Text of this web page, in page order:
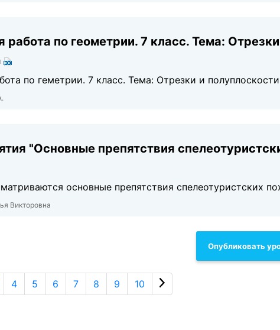
работа по геометрии. 7 класс. Темa:
по геметрии. 7 класс. Темa: Отрезки и полуплоскости
"Основные препятствия
основные препятствия спелеотуристских
Викторовна
Опубликовать
4 5 6 7 8 9 10